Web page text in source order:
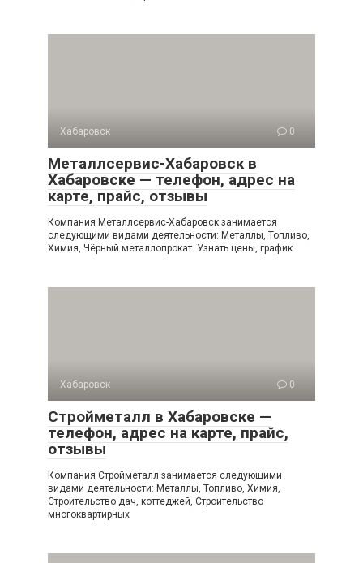
Хабаровск 0
Металлсервис-Хабаровск в
Хабаровске — телефон, адрес на
карте, прайс, отзывы
Компания Металлсервис-Хабаровск занимается
следующими видами деятельности: Металлы, Топливо,
Химия, Чёрный металлопрокат. Узнать цены, график
Хабаровск 0
Стройметалл в Хабаровске —
телефон, адрес на карте, прайс,
отзывы
Компания Стройметалл занимается следующими
видами деятельности: Металлы, Топливо, Химия,
Строительство дач, коттеджей, Строительство
многоквартирных